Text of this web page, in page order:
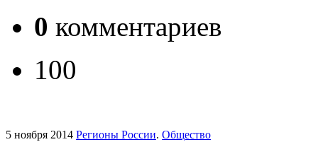
0 комментариев
100
5 ноября 2014 Регионы России. Общество